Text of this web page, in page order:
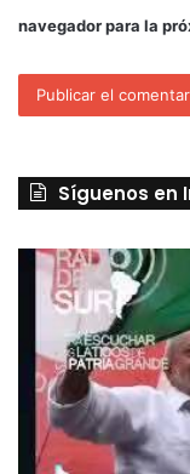
navegador para la
Síguenos en